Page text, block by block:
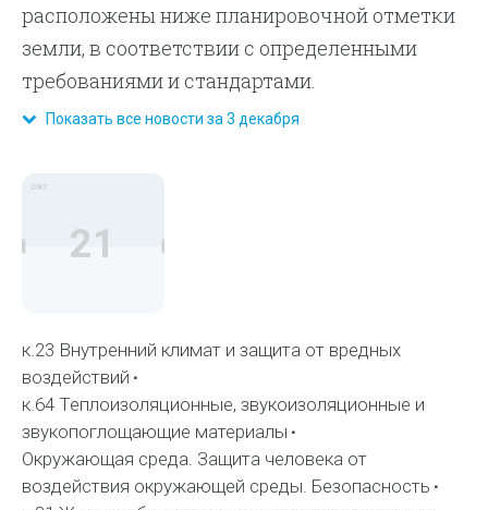
расположены ниже планировочной отметки
земли, в соответствии с определенными
требованиями и стандартами.
Показать все новости за 3 декабря
окт
21
к.23 Внутренний климат и защита от вредных
воздействий
к.64 Теплоизоляционные, звукоизоляционные и
звукопоглощающие материалы
Окружающая среда. Защита человека от
воздействия окружающей среды. Безопасность